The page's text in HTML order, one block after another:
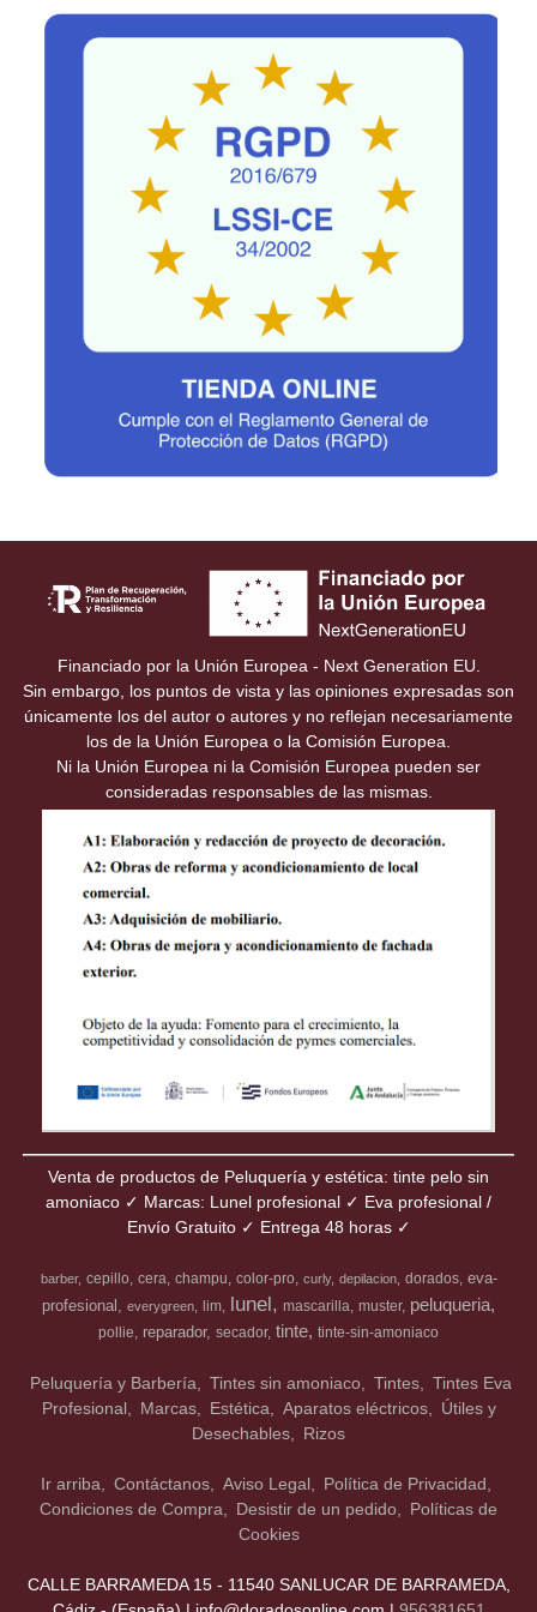
Financiado por la Unión Europea - Next Generation EU.
Sin embargo, los puntos de vista y las opiniones expresadas son
únicamente los del autor o autores y no reflejan necesariamente
los de la Unión Europea o la Comisión Europea.
Ni la Unión Europea ni la Comisión Europea pueden ser
consideradas responsables de las mismas.
Venta de productos de Peluquería y estética: tinte pelo sin
amoniaco ✓ Marcas: Lunel profesional ✓ Eva profesional /
Envío Gratuito ✓ Entrega 48 horas ✓
barber cepillo cera champu color-pro curly depilacion dorados eva-
profesional
everygreen lim lunel mascarilla muster peluqueria
pollie reparador secador tinte tinte-sin-amoniaco
Peluquería y Barbería Tintes sin amoniaco Tintes
Tintes Eva
Profesional
Marcas Estética Aparatos eléctricos
Útiles y
Desechables
Rizos
Ir arriba Contáctanos Aviso Legal
Política de Privacidad
Condiciones de Compra
Desistir de un pedido
Políticas de
Cookies
CALLE BARRAMEDA 15 - 11540 SANLUCAR DE BARRAMEDA,